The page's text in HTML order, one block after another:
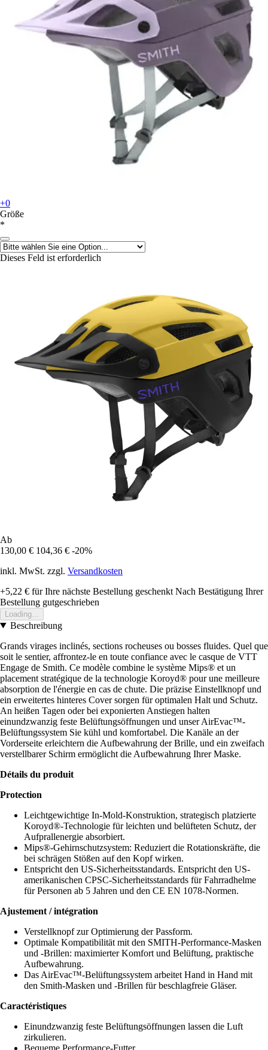
+0
Größe
*
Dieses Feld ist erforderlich
Ab
130,00 € 104,36 € -20%
inkl. MwSt. zzgl. Versandkosten
+5,22 € für Ihre nächste Bestellung geschenkt Nach Bestätigung Ihrer
Bestellung gutgeschrieben
Loading...
Beschreibung
Grands virages inclinés, sections rocheuses ou bosses fluides. Quel que
soit le sentier, affrontez-le en toute confiance avec le casque de VTT
Engage de Smith. Ce modèle combine le système Mips® et un
placement stratégique de la technologie Koroyd® pour une meilleure
absorption de l'énergie en cas de chute. Die präzise Einstellknopf und
ein erweitertes hinteres Cover sorgen für optimalen Halt und Schutz.
An heißen Tagen oder bei exponierten Anstiegen halten
einundzwanzig feste Belüftungsöffnungen und unser AirEvac™-
Belüftungssystem Sie kühl und komfortabel. Die Kanäle an der
Vorderseite erleichtern die Aufbewahrung der Brille, und ein zweifach
verstellbarer Schirm ermöglicht die Aufbewahrung Ihrer Maske.
Détails du produit
Protection
Leichtgewichtige In-Mold-Konstruktion, strategisch platzierte
Koroyd®-Technologie für leichten und belüfteten Schutz, der
Aufprallenergie absorbiert.
Mips®-Gehirnschutzsystem: Reduziert die Rotationskräfte, die
bei schrägen Stößen auf den Kopf wirken.
Entspricht den US-Sicherheitsstandards. Entspricht den US-
amerikanischen CPSC-Sicherheitsstandards für Fahrradhelme
für Personen ab 5 Jahren und den CE EN 1078-Normen.
Ajustement / intégration
Verstellknopf zur Optimierung der Passform.
Optimale Kompatibilität mit den SMITH-Performance-Masken
und -Brillen: maximierter Komfort und Belüftung, praktische
Aufbewahrung.
Das AirEvac™-Belüftungssystem arbeitet Hand in Hand mit
den Smith-Masken und -Brillen für beschlagfreie Gläser.
Caractéristiques
Einundzwanzig feste Belüftungsöffnungen lassen die Luft
zirkulieren.
Bequeme Performance-Futter.